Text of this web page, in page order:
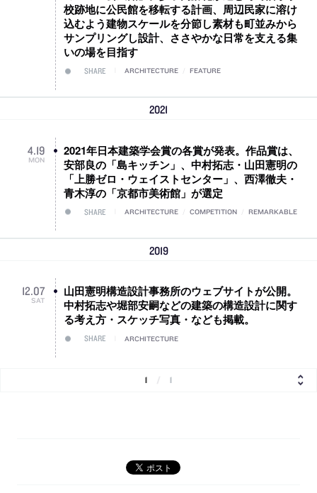
校跡地に公民館を移転する計画、周辺民家に溶け
込むよう建物スケールを分節し素材も町並みから
サンプリングし設計、ささやかな日常を支える集
いの場を目指す
SHARE ARCHITECTURE FEATURE
2021
4.19
MON
2021年日本建築学会賞の各賞が発表。作品賞は、
安部良の「島キッチン」、中村拓志・山田憲明の
「上勝ゼロ・ウェイストセンター」、西澤徹夫・
青木淳の「京都市美術館」が選定
SHARE ARCHITECTURE COMPETITION REMARKABLE
2019
12.07
SAT
山田憲明構造設計事務所のウェブサイトが公開。
中村拓志や堀部安嗣などの建築の構造設計に関す
る考え方・スケッチ写真・なども掲載。
SHARE ARCHITECTURE
1 1